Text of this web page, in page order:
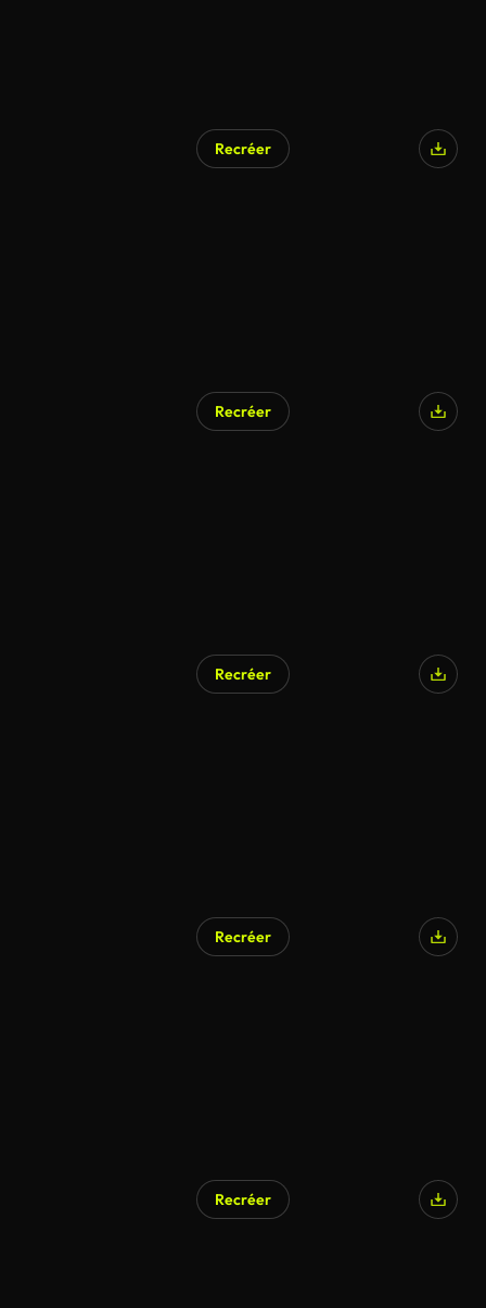
Recréer
Recréer
Recréer
Recréer
Recréer